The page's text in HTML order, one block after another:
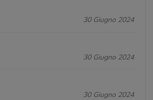
30 Giugno 2024
30 Giugno 2024
30 Giugno 2024